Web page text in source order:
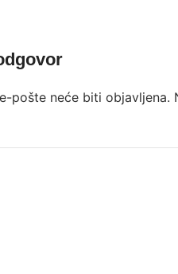
pošte neće biti objavljena.